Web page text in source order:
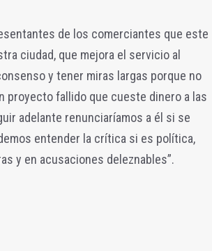
de los comerciantes que este
ciudad, que mejora el servicio al
y tener miras largas porque no
proyecto fallido que cueste dinero a las
adelante renunciaríamos a él si se
entender la crítica si es política,
y en acusaciones deleznables”.